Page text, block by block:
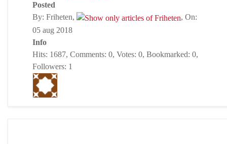
Posted
By: Friheten,
, On:
05 aug 2018
Info
Hits: 1687, Comments: 0, Votes: 0, Bookmarked: 0,
Followers: 1